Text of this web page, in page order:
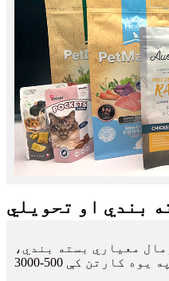
بندي او تحویلي
معیاري بسته بندي،